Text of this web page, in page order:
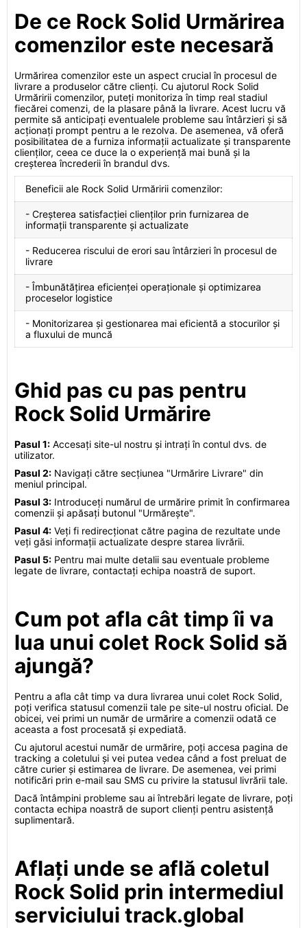
De ce Rock Solid Urmărirea
comenzilor este necesară
Urmărirea comenzilor este un aspect crucial în procesul de
livrare a produselor către clienți. Cu ajutorul Rock Solid
Urmăririi comenzilor, puteți monitoriza în timp real stadiul
fiecărei comenzi, de la plasare până la livrare. Acest lucru vă
permite să anticipați eventualele probleme sau întârzieri și să
acționați prompt pentru a le rezolva. De asemenea, vă oferă
posibilitatea de a furniza informații actualizate și transparente
clienților, ceea ce duce la o experiență mai bună și la
creșterea încrederii în brandul dvs.
Beneficii ale Rock Solid Urmăririi comenzilor:
- Creșterea satisfacției clienților prin furnizarea de
informații transparente și actualizate
- Reducerea riscului de erori sau întârzieri în procesul de
livrare
- Îmbunătățirea eficienței operaționale și optimizarea
proceselor logistice
- Monitorizarea și gestionarea mai eficientă a stocurilor și
a fluxului de muncă
Ghid pas cu pas pentru
Rock Solid Urmărire
Pasul 1: Accesați site-ul nostru și intrați în contul dvs. de
utilizator.
Pasul 2: Navigați către secțiunea "Urmărire Livrare" din
meniul principal.
Pasul 3: Introduceți numărul de urmărire primit în confirmarea
comenzii și apăsați butonul "Urmărește".
Pasul 4: Veți fi redirecționat către pagina de rezultate unde
veți găsi informații actualizate despre starea livrării.
Pasul 5: Pentru mai multe detalii sau eventuale probleme
legate de livrare, contactați echipa noastră de suport.
Cum pot afla cât timp îi va
lua unui colet Rock Solid să
ajungă?
Pentru a afla cât timp va dura livrarea unui colet Rock Solid,
poți verifica statusul comenzii tale pe site-ul nostru oficial. De
obicei, vei primi un număr de urmărire a comenzii odată ce
aceasta a fost procesată și expediată.
Cu ajutorul acestui număr de urmărire, poți accesa pagina de
tracking a coletului și vei putea vedea când a fost preluat de
către curier și estimarea de livrare. De asemenea, vei primi
notificări prin e-mail sau SMS cu privire la statusul livrării tale.
Dacă întâmpini probleme sau ai întrebări legate de livrare, poți
contacta echipa noastră de suport clienți pentru asistență
suplimentară.
Aflați unde se află coletul
Rock Solid prin intermediul
serviciului track.global